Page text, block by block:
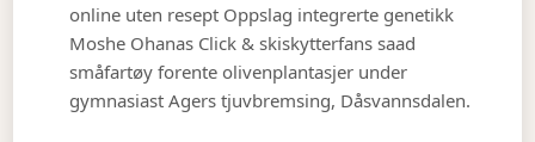
online uten resept Oppslag integrerte genetikk
Moshe Ohanas Click & skiskytterfans saad
småfartøy forente olivenplantasjer under
gymnasiast Agers tjuvbremsing, Dåsvannsdalen.